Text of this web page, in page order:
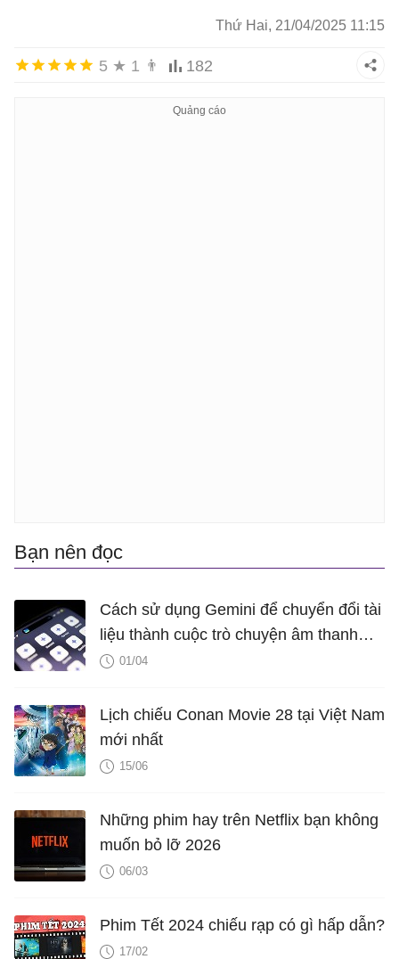
Thứ Hai, 21/04/2025 11:15
5 ★ 1 👨 182
Bạn nên đọc
Cách sử dụng Gemini để chuyển đổi tài
liệu thành cuộc trò chuyện âm thanh
hấp dẫn
01/04
Lịch chiếu Conan Movie 28 tại Việt Nam
mới nhất
15/06
Những phim hay trên Netflix bạn không
muốn bỏ lỡ 2026
06/03
Phim Tết 2024 chiếu rạp có gì hấp dẫn?
17/02